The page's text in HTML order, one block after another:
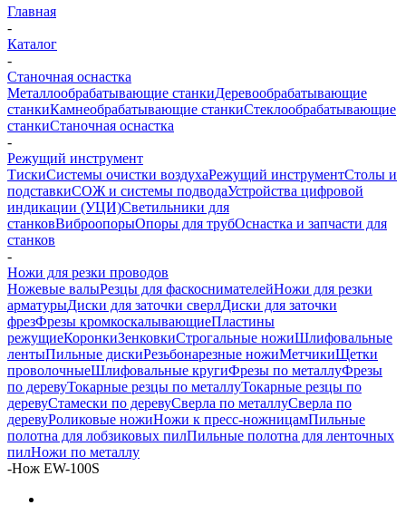
Главная
-
Каталог
-
Станочная оснастка
Металлообрабатывающие станкиДеревообрабатывающие
станкиКамнеобрабатывающие станкиСтеклообрабатывающие
станкиСтаночная оснастка
-
Режущий инструмент
ТискиСистемы очистки воздухаРежущий инструментСтолы и
подставкиСОЖ и системы подводаУстройства цифровой
индикации (УЦИ)Светильники для
станковВиброопорыОпоры для трубОснастка и запчасти для
станков
-
Ножи для резки проводов
Ножевые валыРезцы для фаскоснимателейНожи для резки
арматурыДиски для заточки сверлДиски для заточки
фрезФрезы кромкоскалывающиеПластины
режущиеКоронкиЗенковкиСтрогальные ножиШлифовальные
лентыПильные дискиРезьбонарезные ножиМетчикиЩетки
проволочныеШлифовальные кругиФрезы по металлуФрезы
по деревуТокарные резцы по металлуТокарные резцы по
деревуСтамески по деревуСверла по металлуСверла по
деревуРоликовые ножиНожи к пресс-ножницамПильные
полотна для лобзиковых пилПильные полотна для ленточных
пилНожи по металлу
-Нож EW-100S